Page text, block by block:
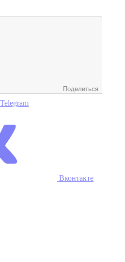
Поделиться
Telegram
Вконтакте